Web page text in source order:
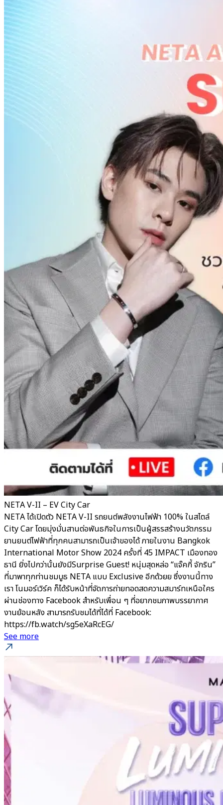
NETA V-II – EV City Car
NETA ได้เปิดตัว NETA V-II รถยนต์พลังงานไฟฟ้า 100% ในสไตล์
City Car โดยมุ่งมั่นสานต่อพันธกิจในการเป็นผู้สรรสร้างนวัตกรรม
ยานยนต์ไฟฟ้าที่ทุกคนสามารถเป็นเจ้าของได้ ภายในงาน Bangkok
International Motor Show 2024 ครั้งที่ 45 IMPACT เมืองทอง
ธานี ยิ่งไปกว่านั้นยังมีSurprise Guest! หนุ่มสุดหล่อ “แจ๊คกี้ จักริน”
ที่มาพาทุกท่านชมบูธ NETA แบบ Exclusive อีกด้วยย ซึ่งงานนี้ทาง
เรา โนมอร์เวิร์ค ก็ได้รับหน้าที่จัดการถ่ายทอดสดความสมาร์ทเหนือใคร
ผ่านช่องทาง Facebook สำหรับเพื่อน ๆ ที่อยากชมภาพบรรยากาศ
งานย้อนหลัง สามารถรับชมได้ที่ได้ที่ Facebook:
https://fb.watch/sg5eXaRcEG/
See more